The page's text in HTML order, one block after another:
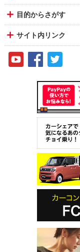
目的からさがす
サイト内リンク